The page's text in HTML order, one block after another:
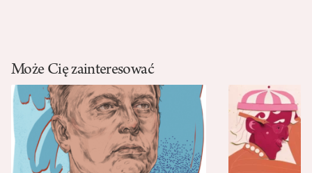
Może Cię zainteresować